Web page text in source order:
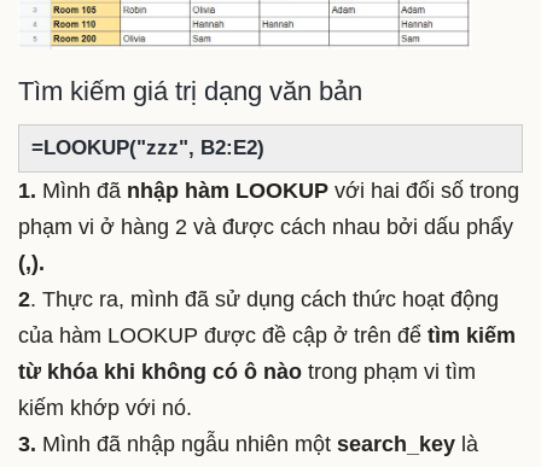
Tìm kiếm giá trị dạng văn bản
=LOOKUP("zzz", B2:E2)
1. Mình đã nhập hàm LOOKUP với hai đối số trong
phạm vi ở hàng 2 và được cách nhau bởi dấu phẩy
(,).
2. Thực ra, mình đã sử dụng cách thức hoạt động
của hàm LOOKUP được đề cập ở trên để tìm kiếm
từ khóa khi không có ô nào trong phạm vi tìm
kiếm khớp với nó.
3. Mình đã nhập ngẫu nhiên một search_key là